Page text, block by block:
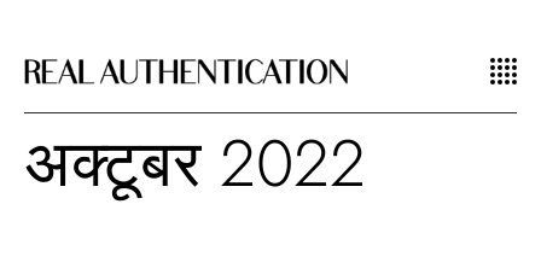
अक्टूबर 2022